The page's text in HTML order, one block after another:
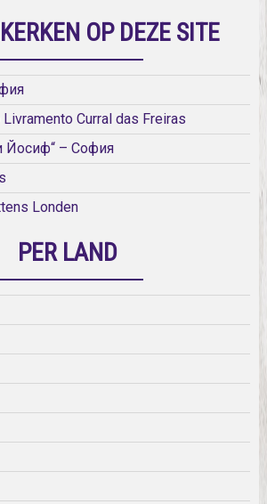
OP DEZE SITE
Curral das Freiras
Йосиф“ – София
Londen
PER LAND